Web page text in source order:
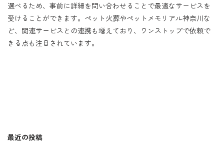
選べるため、事前に詳細を問い合わせることで最適なサービスを
受けることができます。ペット火葬やペットメモリアル神奈川な
ど、関連サービスとの連携も増えており、ワンストップで依頼で
きる点も注目されています。
最近の投稿